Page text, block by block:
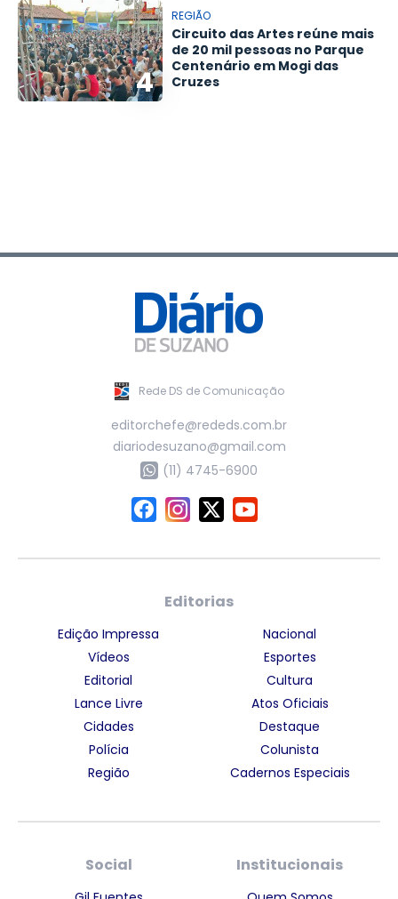
4
REGIÃO
Circuito das Artes reúne mais
de 20 mil pessoas no Parque
Centenário em Mogi das
Cruzes
Rede DS de Comunicação
editorchefe@rededs.com.br
diariodesuzano@gmail.com
(11) 4745-6900
Editorias
Edição Impressa
Vídeos
Editorial
Lance Livre
Cidades
Polícia
Região
Nacional
Esportes
Cultura
Atos Oficiais
Destaque
Colunista
Cadernos Especiais
Social Institucionais